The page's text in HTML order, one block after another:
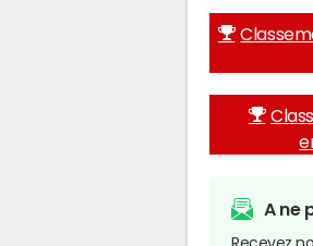
A ne
Recevez